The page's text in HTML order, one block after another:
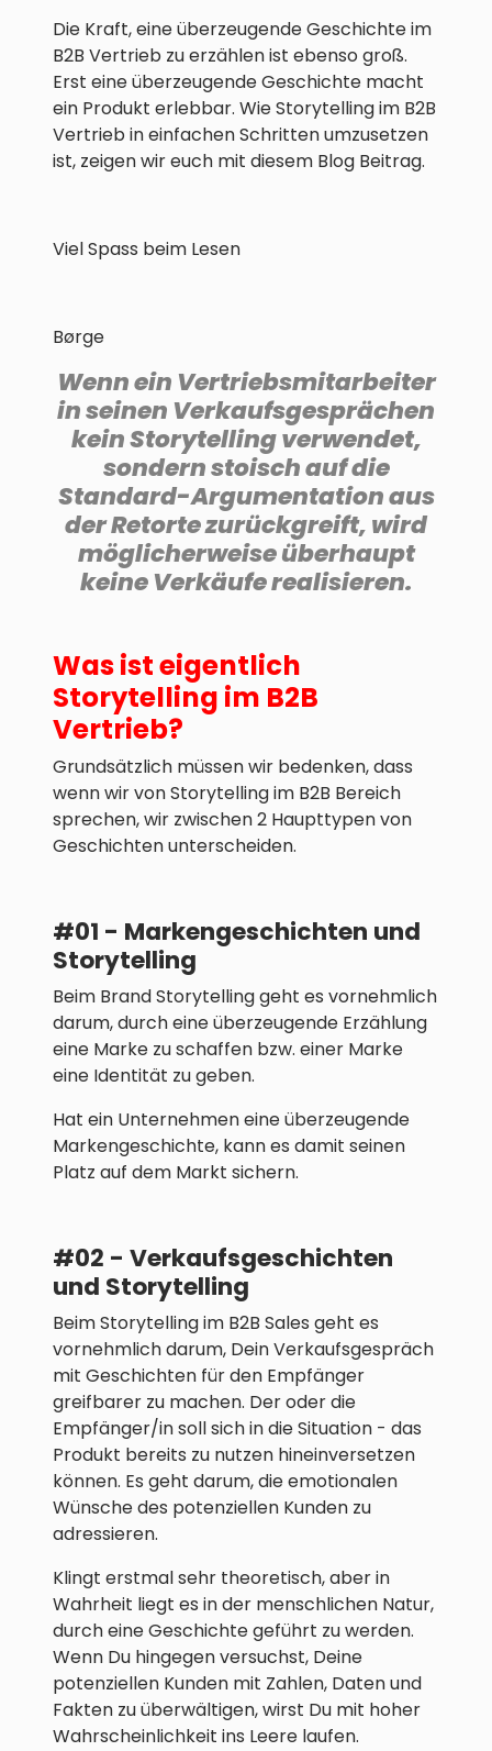
Die Kraft, eine überzeugende Geschichte im
B2B Vertrieb zu erzählen ist ebenso groß.
Erst eine überzeugende Geschichte macht
ein Produkt erlebbar. Wie Storytelling im B2B
Vertrieb in einfachen Schritten umzusetzen
ist, zeigen wir euch mit diesem Blog Beitrag.
Viel Spass beim Lesen
Børge
Wenn ein Vertriebsmitarbeiter
in seinen Verkaufsgesprächen
kein Storytelling verwendet,
sondern stoisch auf die
Standard-Argumentation aus
der Retorte zurückgreift, wird
möglicherweise überhaupt
keine Verkäufe realisieren.
Was ist eigentlich
Storytelling im B2B
Vertrieb?
Grundsätzlich müssen wir bedenken, dass
wenn wir von Storytelling im B2B Bereich
sprechen, wir zwischen 2 Haupttypen von
Geschichten unterscheiden.
#01 - Markengeschichten und
Storytelling
Beim Brand Storytelling geht es vornehmlich
darum, durch eine überzeugende Erzählung
eine Marke zu schaffen bzw. einer Marke
eine Identität zu geben.
Hat ein Unternehmen eine überzeugende
Markengeschichte, kann es damit seinen
Platz auf dem Markt sichern.
#02 - Verkaufsgeschichten
und Storytelling
Beim Storytelling im B2B Sales geht es
vornehmlich darum, Dein Verkaufsgespräch
mit Geschichten für den Empfänger
greifbarer zu machen. Der oder die
Empfänger/in soll sich in die Situation - das
Produkt bereits zu nutzen hineinversetzen
können. Es geht darum, die emotionalen
Wünsche des potenziellen Kunden zu
adressieren.
Klingt erstmal sehr theoretisch, aber in
Wahrheit liegt es in der menschlichen Natur,
durch eine Geschichte geführt zu werden.
Wenn Du hingegen versuchst, Deine
potenziellen Kunden mit Zahlen, Daten und
Fakten zu überwältigen, wirst Du mit hoher
Wahrscheinlichkeit ins Leere laufen.